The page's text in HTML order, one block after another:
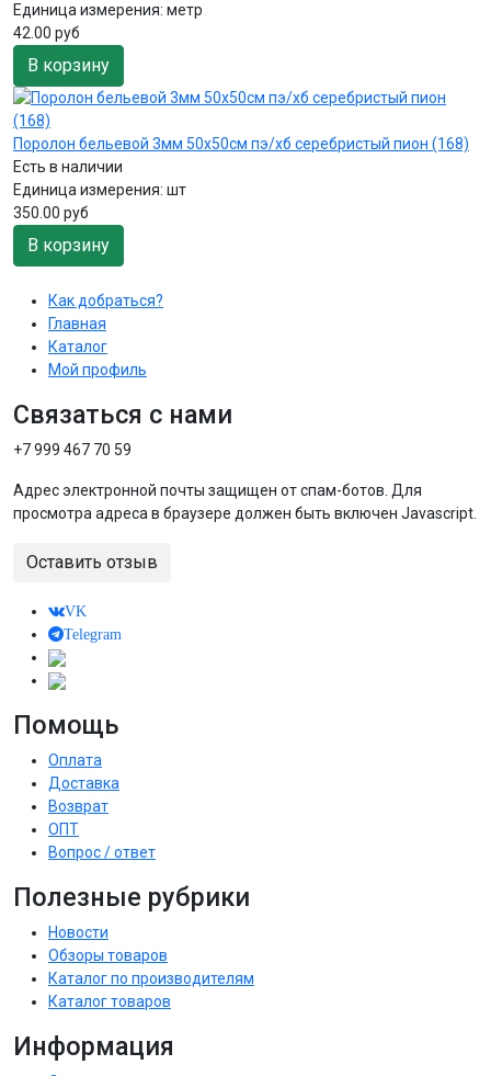
Единица измерения: метр
42.00 руб
В корзину
Поролон бельевой 3мм 50х50см пэ/хб серебристый пион (168)
Есть в наличии
Единица измерения: шт
350.00 руб
В корзину
Как добраться?
Главная
Каталог
Мой профиль
Связаться с нами
+7 999 467 70 59
Адрес электронной почты защищен от спам-ботов. Для
просмотра адреса в браузере должен быть включен Javascript.
Оставить отзыв
VK
Telegram
Помощь
Оплата
Доставка
Возврат
ОПТ
Вопрос / ответ
Полезные рубрики
Новости
Обзоры товаров
Каталог по производителям
Каталог товаров
Информация